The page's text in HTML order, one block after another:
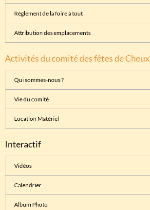
Règlement de la foire à tout
Attribution des emplacements
Activités du comité des fêtes de Cheux
Qui sommes-nous ?
Vie du comité
Location Matériel
Interactif
Vidéos
Calendrier
Album Photo